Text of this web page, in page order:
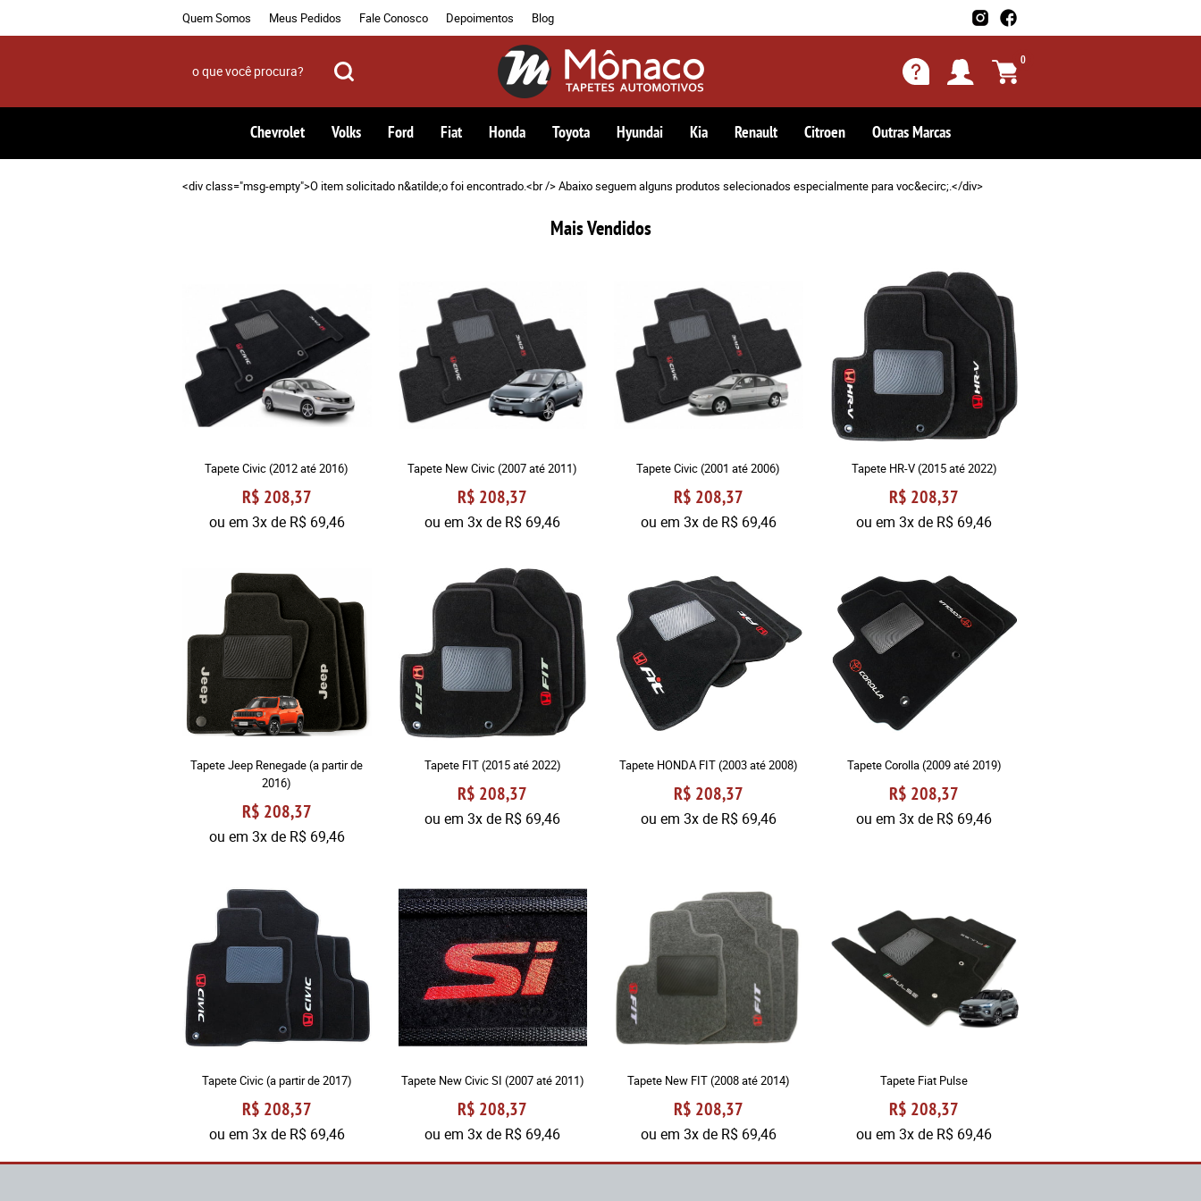
Quem Somos Meus Pedidos Fale Conosco Depoimentos Blog
0
Chevrolet Volks Ford Fiat Honda Toyota Hyundai Kia Renault Citroen Outras Marcas
<div class="msg-empty">O item solicitado n&atilde;o foi encontrado.<br /> Abaixo seguem alguns produtos selecionados especialmente para voc&ecirc;.</div>
Mais Vendidos
Tapete Civic (2012 até 2016)
R$ 208,37
ou em 3xde R$ 69,46
Tapete New Civic (2007 até 2011)
R$ 208,37
ou em3xde R$ 69,46
Tapete Civic (2001 até 2006)
R$ 208,37
ou em 3xde R$ 69,46
Tapete HR-V (2015 até 2022)
R$ 208,37
ou em3xde R$ 69,46
Tapete Jeep Renegade (a partir de
2016)
R$ 208,37
ou em 3xde R$ 69,46
Tapete FIT (2015 até 2022)
R$ 208,37
ou em3xde R$ 69,46
Tapete HONDA FIT (2003 até 2008)
R$ 208,37
ou em 3xde R$ 69,46
Tapete Corolla (2009 até 2019)
R$ 208,37
ou em3xde R$ 69,46
Tapete Civic (a partir de 2017)
R$ 208,37
ou em 3xde R$ 69,46
Tapete New Civic SI (2007 até 2011)
R$ 208,37
ou em3xde R$ 69,46
Tapete New FIT (2008 até 2014)
R$ 208,37
ou em 3xde R$ 69,46
Tapete Fiat Pulse
R$ 208,37
ou em3xde R$ 69,46